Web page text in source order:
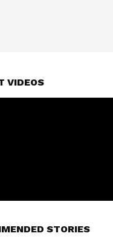
VIDEOS
STORIES